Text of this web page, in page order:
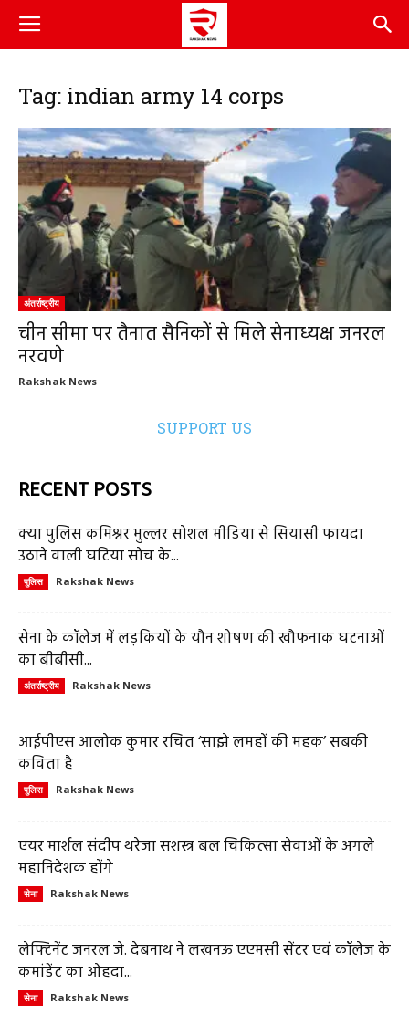
Tag: indian army 14 corps
अंतर्राष्ट्रीय
चीन सीमा पर तैनात सैनिकों से मिले सेनाध्यक्ष जनरल
नरवणे
Rakshak News
SUPPORT US
RECENT POSTS
क्या पुलिस कमिश्नर भुल्लर सोशल मीडिया से सियासी फायदा
उठाने वाली घटिया सोच के...
पुलिस Rakshak News
सेना के कॉलेज में लड़कियों के यौन शोषण की खौफनाक घटनाओं
का बीबीसी...
अंतर्राष्ट्रीय Rakshak News
आईपीएस आलोक कुमार रचित ‘साझे लमहों की महक’ सबकी
कविता है
पुलिस Rakshak News
एयर मार्शल संदीप थरेजा सशस्त्र बल चिकित्सा सेवाओं के अगले
महानिदेशक होंगे
सेना Rakshak News
लेफ्टिनेंट जनरल जे. देबनाथ ने लखनऊ एएमसी सेंटर एवं कॉलेज के
कमांडेंट का ओहदा...
सेना Rakshak News